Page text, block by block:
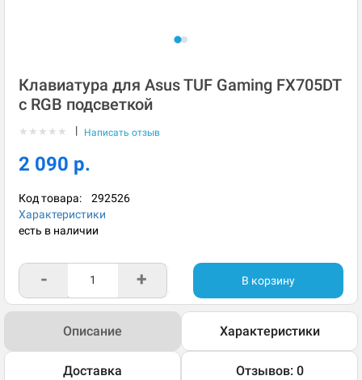
Клавиатура для Asus TUF Gaming FX705DT
с RGB подсветкой
★ ★ ★ ★ ★ | Написать отзыв
2 090 р.
Код товара: 292526
Характеристики
есть в наличии
- + В корзину
Описание Характеристики
Доставка Отзывов: 0